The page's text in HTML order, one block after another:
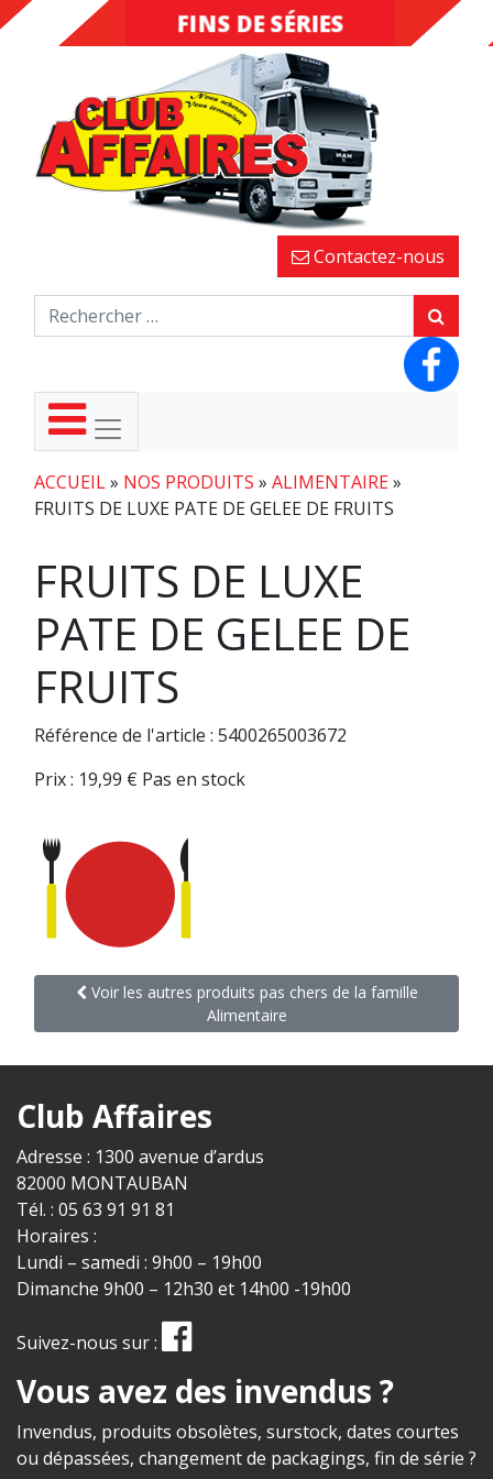
DESTOCKAGE
FINS DE SÉRIES
Contactez-nous
ACCUEIL» NOS PRODUITS » ALIMENTAIRE»
FRUITS DE LUXE PATE DE GELEE DE FRUITS
FRUITS DE LUXE
PATE DE GELEE DE
FRUITS
Référence de l'article : 5400265003672
Prix : 19,99 € Pas en stock
Voir les autres produits pas chers de la famille
Alimentaire
Club Affaires
Adresse : 1300 avenue d’ardus
82000 MONTAUBAN
Tél. : 05 63 91 91 81
Horaires :
Lundi – samedi : 9h00 – 19h00
Dimanche 9h00 – 12h30 et 14h00 -19h00
Suivez-nous sur :
Vous avez des invendus ?
Invendus, produits obsolètes, surstock, dates courtes
ou dépassées, changement de packagings, fin de série ?